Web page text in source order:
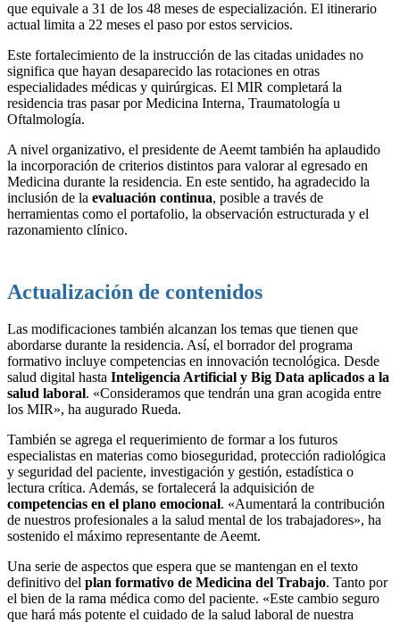
que equivale a 31 de los 48 meses de especialización. El itinerario
actual limita a 22 meses el paso por estos servicios.
Este fortalecimiento de la instrucción de las citadas unidades no
significa que hayan desaparecido las rotaciones en otras
especialidades médicas y quirúrgicas. El MIR completará la
residencia tras pasar por Medicina Interna, Traumatología u
Oftalmología.
A nivel organizativo, el presidente de Aeemt también ha aplaudido
la incorporación de criterios distintos para valorar al egresado en
Medicina durante la residencia. En este sentido, ha agradecido la
inclusión de la evaluación continua, posible a través de
herramientas como el portafolio, la observación estructurada y el
razonamiento clínico.
Actualización de contenidos
Las modificaciones también alcanzan los temas que tienen que
abordarse durante la residencia. Así, el borrador del programa
formativo incluye competencias en innovación tecnológica. Desde
salud digital hasta Inteligencia Artificial y Big Data aplicados a la
salud laboral. «Consideramos que tendrán una gran acogida entre
los MIR», ha augurado Rueda.
También se agrega el requerimiento de formar a los futuros
especialistas en materias como bioseguridad, protección radiológica
y seguridad del paciente, investigación y gestión, estadística o
lectura crítica. Además, se fortalecerá la adquisición de
competencias en el plano emocional. «Aumentará la contribución
de nuestros profesionales a la salud mental de los trabajadores», ha
sostenido el máximo representante de Aeemt.
Una serie de aspectos que espera que se mantengan en el texto
definitivo del plan formativo de Medicina del Trabajo. Tanto por
el bien de la rama médica como del paciente. «Este cambio seguro
que hará más potente el cuidado de la salud laboral de nuestra